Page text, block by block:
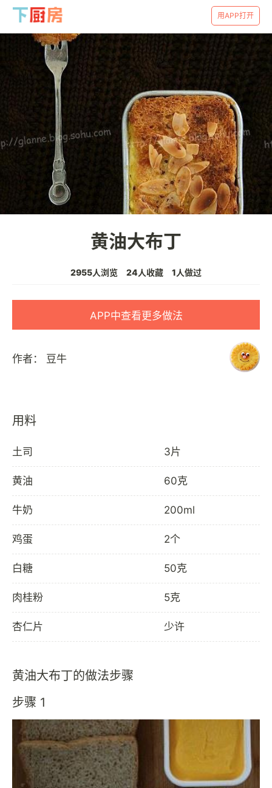
用APP打开
黄油大布丁
2955人浏览 24人收藏 1人做过
APP中查看更多做法
作者： 豆牛
用料
土司 3片
黄油 60克
牛奶 200ml
鸡蛋 2个
白糖 50克
肉桂粉 5克
杏仁片 少许
黄油大布丁的做法步骤
步骤 1